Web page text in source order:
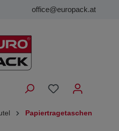
office@europack.at
Papiertragetaschen